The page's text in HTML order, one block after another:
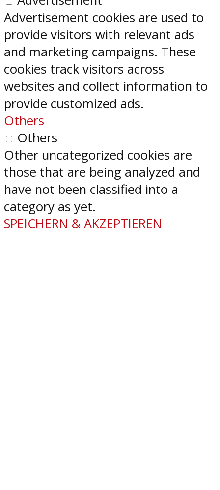
Advertisement cookies are used to
provide visitors with relevant ads
and marketing campaigns. These
cookies track visitors across
websites and collect information to
provide customized ads.
Others
Others
Other uncategorized cookies are
those that are being analyzed and
have not been classified into a
category as yet.
SPEICHERN & AKZEPTIEREN